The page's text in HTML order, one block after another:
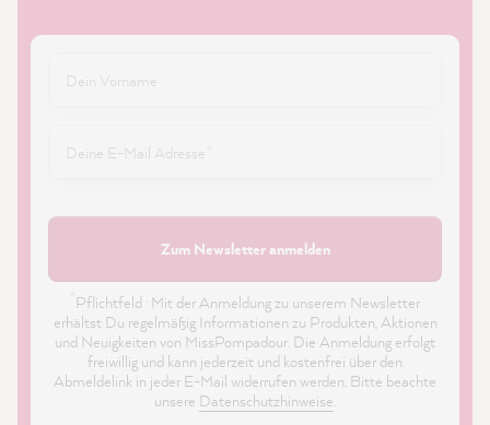
Zum Newsletter anmelden
Pflichtfeld · Mit der Anmeldung zu unserem Newsletter
erhältst Du regelmäßig Informationen zu Produkten, Aktionen
und Neuigkeiten von MissPompadour. Die Anmeldung erfolgt
freiwillig und kann jederzeit und kostenfrei über den
Abmeldelink in jeder E-Mail widerrufen werden. Bitte beachte
unsere Datenschutzhinweise.